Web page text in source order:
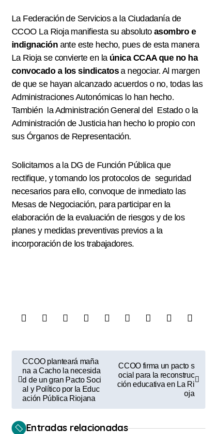
La Federación de Servicios a la Ciudadanía de
CCOO La Rioja manifiesta su absolutoasombro e
indignación ante este hecho, pues de esta manera
La Rioja se convierte en la única CCAA que no ha
convocado a los sindicatosa negociar. Al margen
de que se hayan alcanzado acuerdos o no, todas las
Administraciones Autonómicas lo han hecho.
También la Administración General del Estado o la
Administración de Justicia han hecho lo propio con
sus Órganos de Representación.
Solicitamos a la DG de Función Pública que
rectifique, y tomando los protocolos de seguridad
necesarios para ello, convoque de inmediato las
Mesas de Negociación, para participar en la
elaboración de la evaluación de riesgos y de los
planes y medidas preventivas previos a la
incorporación de los trabajadores.
a
e
g
CCOO planteará maña
na a Cacho la necesida
d de un gran Pacto Soci
al y Político por la Educ
ación Pública Riojana
CCOO firma un pacto s
ocial para la reconstruc
ción educativa en La Ri
oja
Entradas relacionadas